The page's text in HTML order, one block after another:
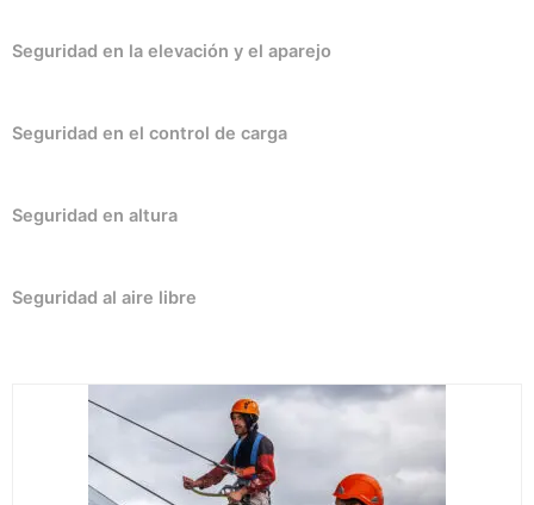
Seguridad en la elevación y el aparejo
Seguridad en el control de carga
Seguridad en altura
Seguridad al aire libre